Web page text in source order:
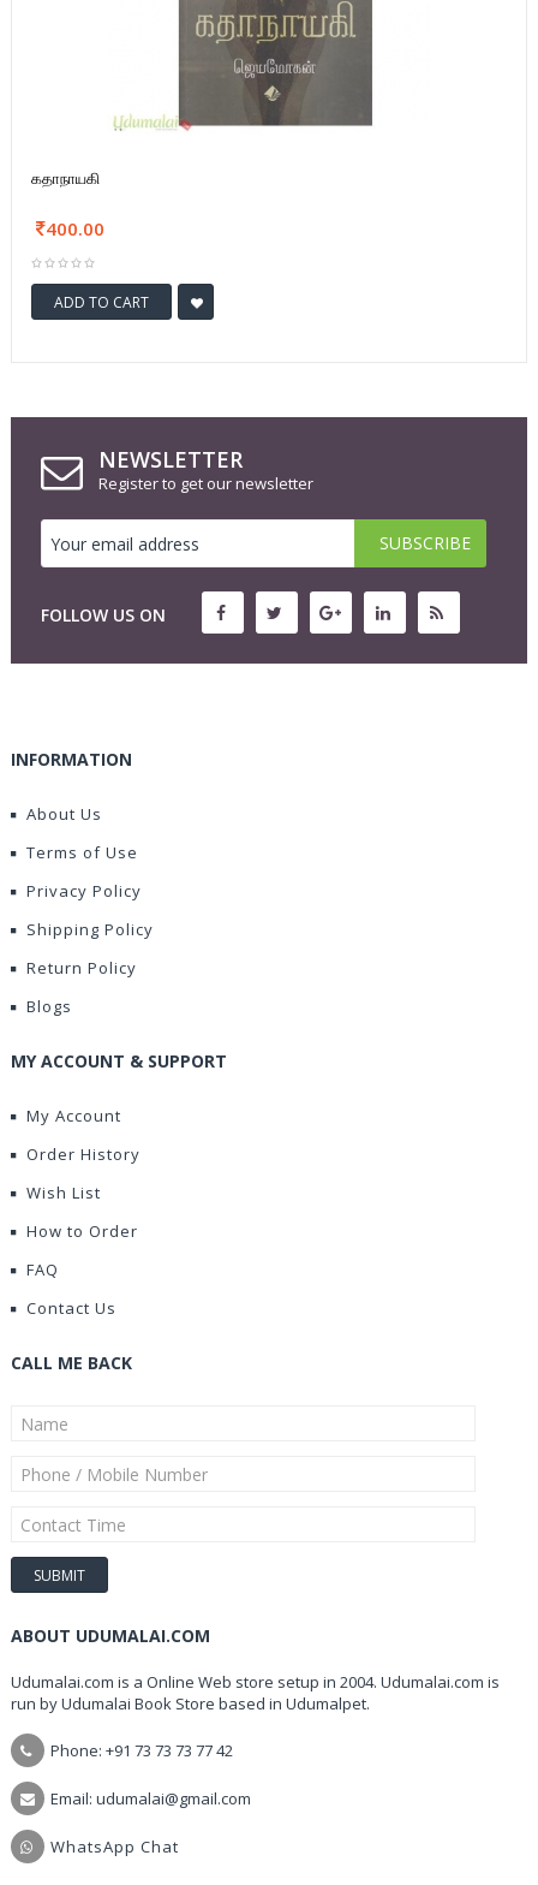
கதாநாயகி
400.00
ADD TO CART
NEWSLETTER
Register to get our newsletter
FOLLOW US ON
INFORMATION
About Us
Terms of Use
Privacy Policy
Shipping Policy
Return Policy
Blogs
MY ACCOUNT & SUPPORT
My Account
Order History
Wish List
How to Order
FAQ
Contact Us
CALL ME BACK
ABOUT UDUMALAI.COM
Udumalai.com is a Online Web store setup in 2004. Udumalai.com is
run by Udumalai Book Store based in Udumalpet.
Phone: +91 73 73 73 77 42
Email: udumalai@gmail.com
WhatsApp Chat